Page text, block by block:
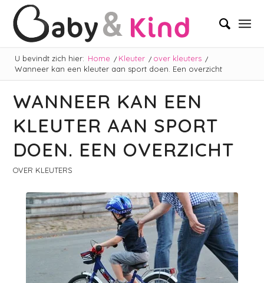
U bevindt zich hier: Home / Kleuter / over kleuters /
Wanneer kan een kleuter aan sport doen. Een overzicht
WANNEER KAN EEN
KLEUTER AAN SPORT
DOEN. EEN OVERZICHT
OVER KLEUTERS